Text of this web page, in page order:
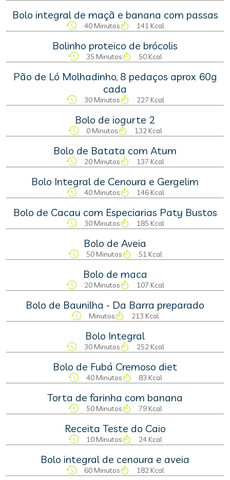
Bolo integral de maçã e banana com passas
40 Minutos 141 Kcal
Bolinho proteico de brócolis
35 Minutos 50 Kcal
Pão de Ló Molhadinho, 8 pedaços aprox 60g
cada
30 Minutos 227 Kcal
Bolo de iogurte 2
0 Minutos 132 Kcal
Bolo de Batata com Atum
20 Minutos 137 Kcal
Bolo Integral de Cenoura e Gergelim
40 Minutos 146 Kcal
Bolo de Cacau com Especiarias Paty Bustos
30 Minutos 185 Kcal
Bolo de Aveia
50 Minutos 51 Kcal
Bolo de maca
20 Minutos 107 Kcal
Bolo de Baunilha - Da Barra preparado
Minutos 213 Kcal
Bolo Integral
30 Minutos 252 Kcal
Bolo de Fubá Cremoso diet
40 Minutos 83 Kcal
Torta de farinha com banana
50 Minutos 79 Kcal
Receita Teste do Caio
10 Minutos 24 Kcal
Bolo integral de cenoura e aveia
60 Minutos 182 Kcal